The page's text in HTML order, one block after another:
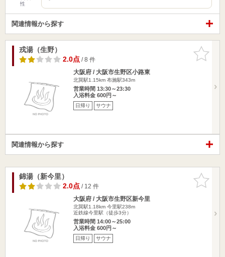
性
関連情報から探す
お気に入
りに追加
戎湯（生野）
2.0点/ 8 件
大阪府 / 大阪市生野区小路東
北巽駅1.15km 布施駅343m
営業時間 13:30～23:30
入浴料金 600円～
日帰り サウナ
関連情報から探す
お気に入
りに追加
錦湯（新今里）
2.0点/ 12 件
大阪府 / 大阪市生野区新今里
北巽駅1.18km 今里駅238m
近鉄線今里駅（徒歩3分）
営業時間 14:00～25:00
入浴料金 600円～
日帰り サウナ